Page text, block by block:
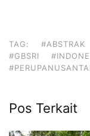
TAG: #ABSTRAK
#GBSRI
Pos Terkait